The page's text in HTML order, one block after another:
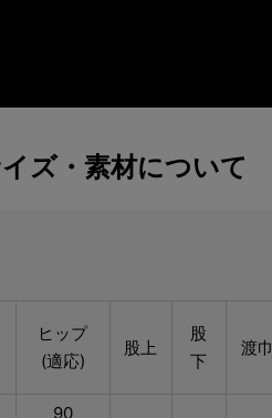
ズ・素材について
ヒップ
(適応)
股上
股
下
渡巾
90